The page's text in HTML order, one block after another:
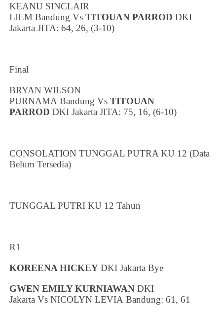
KEANU SINCLAIR
LIEMBandung VsTITOUAN PARROD DKI
Jakarta JITA: 64, 26, (3-10)
Final
BRYAN WILSON
PURNAMABandung VsTITOUAN
PARROD DKI Jakarta JITA: 75, 16, (6-10)
CONSOLATION TUNGGAL PUTRA KU 12 (Data
Belum Tersedia)
TUNGGAL PUTRI KU 12 Tahun
R1
KOREENA HICKEY DKI Jakarta Bye
GWEN EMILY KURNIAWAN DKI
Jakarta Vs NICOLYN LEVIABandung: 61, 61